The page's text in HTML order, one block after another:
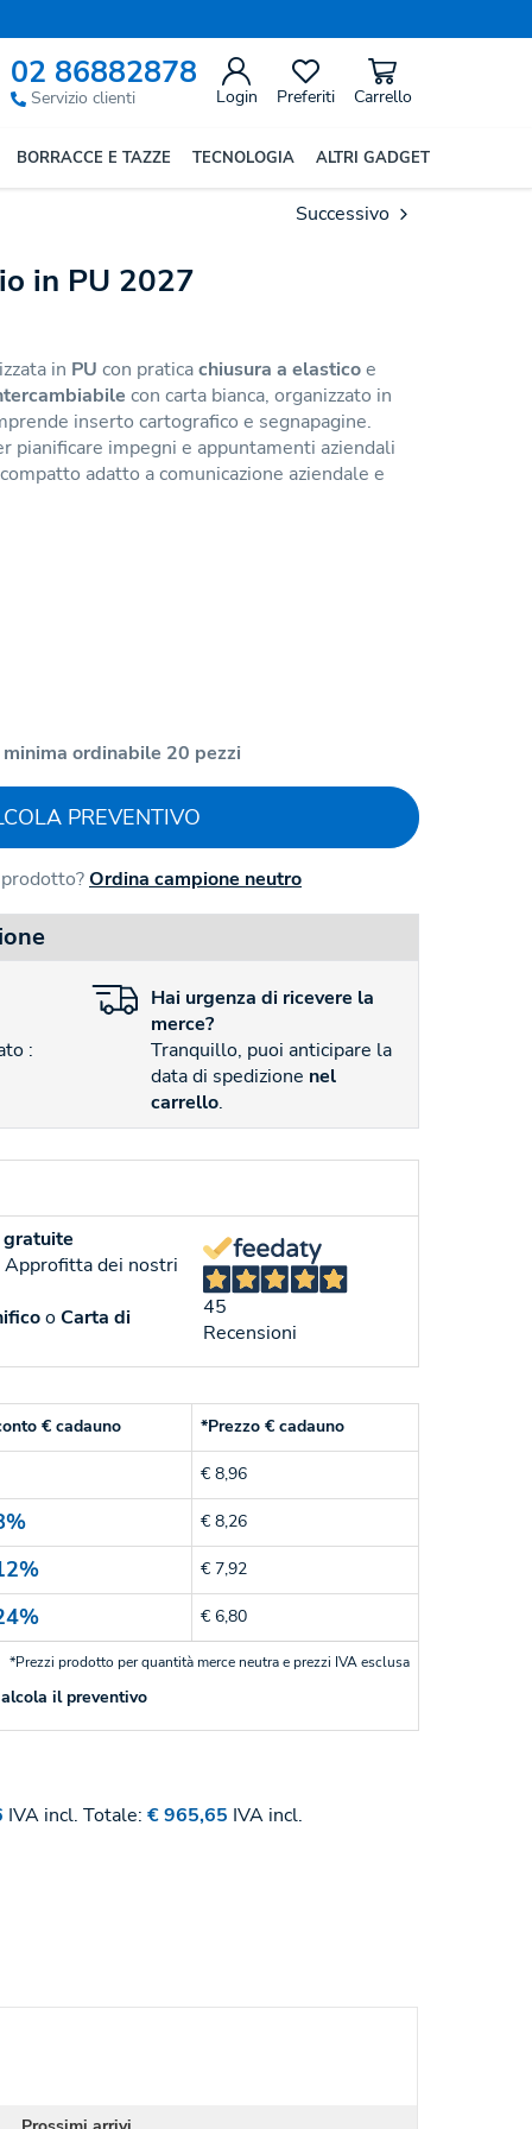
02 86882878
Servizio clienti Login Preferiti Carrello
BORRACCE E TAZZE TECNOLOGIA ALTRI GADGET
Successivo
in PU 2027
in PU con praticachiusura a elasticoe
con carta bianca, organizzato in
inserto cartografico e segnapagine.
pianificare impegni e appuntamenti aziendali
adatto a comunicazione aziendale e
ordinabile 20 pezzi
PREVENTIVO
Ordina campione neutro
:
Hai urgenza di ricevere la
merce?
Tranquillo, puoi anticipare la
data di spedizione nel
carrello.
Approfitta dei nostri
oCarta di
45
Recensioni
€ cadauno *Prezzo € cadauno
€ 8,96
€ 8,26
€ 7,92
€ 6,80
*Prezzi prodotto per quantità merce neutra e prezzi IVA esclusa
il preventivo
IVA incl. Totale: € 965,65 IVA incl.